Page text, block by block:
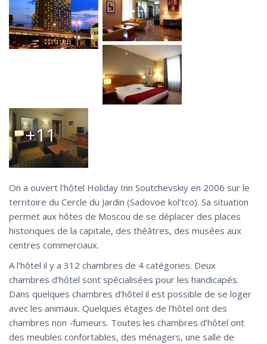
+11
On a ouvert l’hôtel Holiday Inn Soutchevskiy en 2006 sur le
territoire du Cercle du Jardin (Sadovoe kol’tco). Sa situation
permet aux hôtes de Moscou de se déplacer des places
historiques de la capitale, des théâtres, des musées aux
centres commerciaux.
A l’hôtel il y a 312 chambres de 4 catégories. Deux
chambres d’hôtel sont spécialisées pour les handicapés.
Dans quelques chambres d’hôtel il est possible de se loger
avec les animaux. Quelques étages de l’hôtel ont des
chambres non -fumeurs. Toutes les chambres d’hôtel ont
des meubles confortables, des ménagers, une salle de